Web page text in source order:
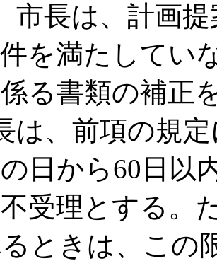
長は、計画提
を満たしてい
る書類の補正
、前項の規定
日から60日以
受理とする。
ときは、この